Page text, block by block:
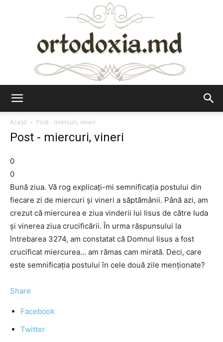
Acasă
Post - miercuri, vineri
Post - miercuri, vineri
0
0
Bună ziua. Vă rog explicați-mi semnificația postului din
fiecare zi de miercuri și vineri a săptămânii. Până azi, am
crezut că miercurea e ziua vinderii lui Iisus de către Iuda
și vinerea ziua crucificării. În urma răspunsului la
întrebarea 3274, am constatat că Domnul Iisus a fost
crucificat miercurea… am rămas cam mirată. Deci, care
este semnificația postului în cele două zile menționate?
Share
Facebook
Twitter